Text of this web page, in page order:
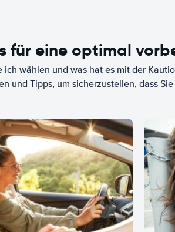
für eine optimal
ich wählen und was hat es mit der
und Tipps, um sicherzustellen, dass